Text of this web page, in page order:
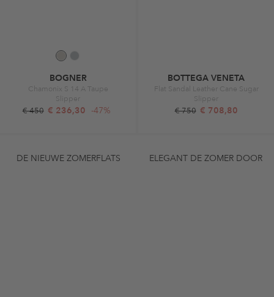
BOGNER
Chamonix S 14 A Taupe
Slipper
€ 450 € 236,30 -47%
BOTTEGA VENETA
Flat Sandal Leather Cane Sugar
Slipper
€ 750 € 708,80
DE NIEUWE ZOMERFLATS ELEGANT DE ZOMER DOOR